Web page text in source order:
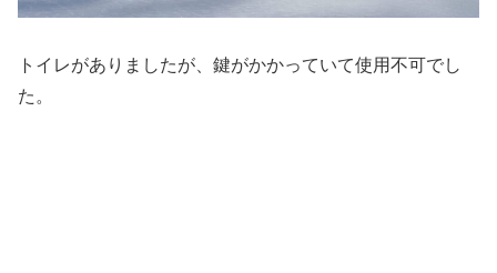
トイレがありましたが、鍵がかかっていて使用不可でし
た。